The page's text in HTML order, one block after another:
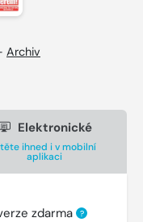
Archiv
Elektronické
ihned i v mobilní
aplikaci
zdarma ?